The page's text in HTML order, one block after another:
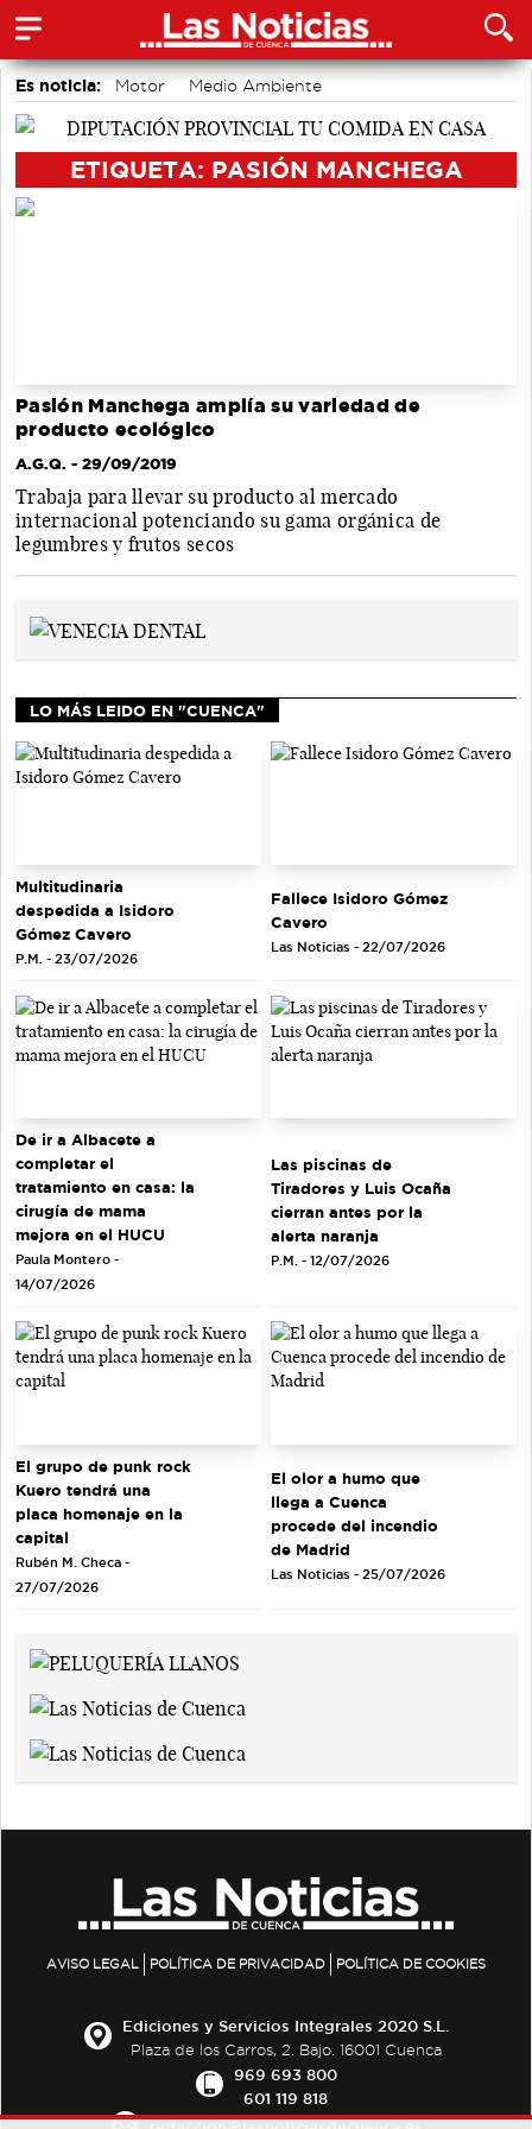
Es noticia: Motor
Medio Ambiente
Auditorio de Cuenca
ETIQUETA: PASIÓN MANCHEGA
Pasión Manchega amplía su variedad de
producto ecológico
A.G.Q. - 29/09/2019
Trabaja para llevar su producto al mercado
internacional potenciando su gama orgánica de
legumbres y frutos secos
LO MÁS LEIDO EN "CUENCA"
Multitudinaria
despedida a Isidoro
Gómez Cavero
P.M. - 23/07/2026
Fallece Isidoro Gómez
Cavero
Las Noticias - 22/07/2026
De ir a Albacete a
completar el
tratamiento en casa: la
cirugía de mama
mejora en el HUCU
Paula Montero -
14/07/2026
Las piscinas de
Tiradores y Luis Ocaña
cierran antes por la
alerta naranja
P.M. - 12/07/2026
El grupo de punk rock
Kuero tendrá una
placa homenaje en la
capital
Rubén M. Checa -
27/07/2026
El olor a humo que
llega a Cuenca
procede del incendio
de Madrid
Las Noticias - 25/07/2026
AVISO LEGAL POLÍTICA DE PRIVACIDAD POLÍTICA DE COOKIES
Ediciones y Servicios Integrales 2020 S.L.
Plaza de los Carros, 2. Bajo. 16001 Cuenca
969 693 800
601 119 818